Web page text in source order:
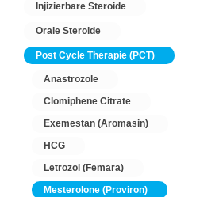
Injizierbare Steroide
Orale Steroide
Post Cycle Therapie (PCT)
Anastrozole
Clomiphene Citrate
Exemestan (Aromasin)
HCG
Letrozol (Femara)
Mesterolone (Proviron)